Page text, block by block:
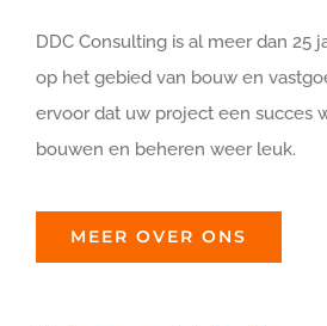
DDC Consulting is al meer dan 25
op het gebied van bouw en
ervoor dat uw project een succes
bouwen en beheren weer leuk.
MEER OVER ONS